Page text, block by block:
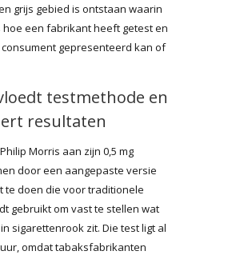
grijs gebied is ontstaan waarin
hoe een fabrikant heeft getest en
gepresenteerd kan of
testmethode en
resultaten
Morris aan zijn 0,5 mg
door een aangepaste versie
te doen die voor traditionele
gebruikt om vast te stellen wat
sigarettenrook zit. Die test ligt al
omdat tabaksfabrikanten